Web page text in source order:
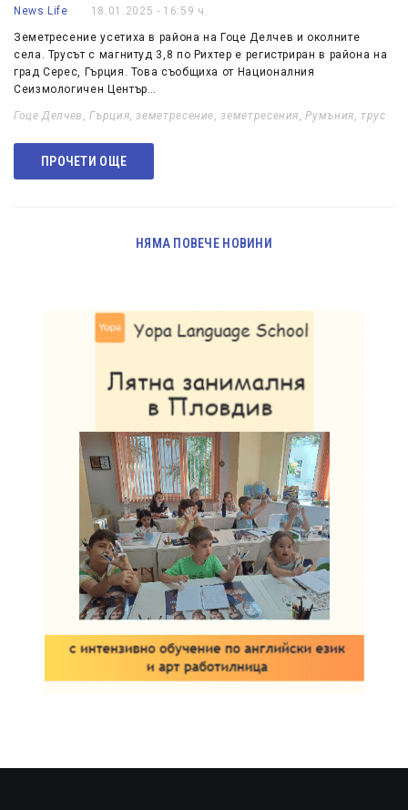
News Life 18.01.2025 - 16:59 ч.
Земетресение усетиха в района на Гоце Делчев и околните
села. Трусът с магнитуд 3,8 по Рихтер е регистриран в района на
град Серес, Гърция. Това съобщиха от Националния
Сеизмологичен Център…
Гоце Делчев ,Гърция,земетресение,земетресения,Румъния,трус
ПРОЧЕТИ ОЩЕ
НЯМА ПОВЕЧЕ НОВИНИ